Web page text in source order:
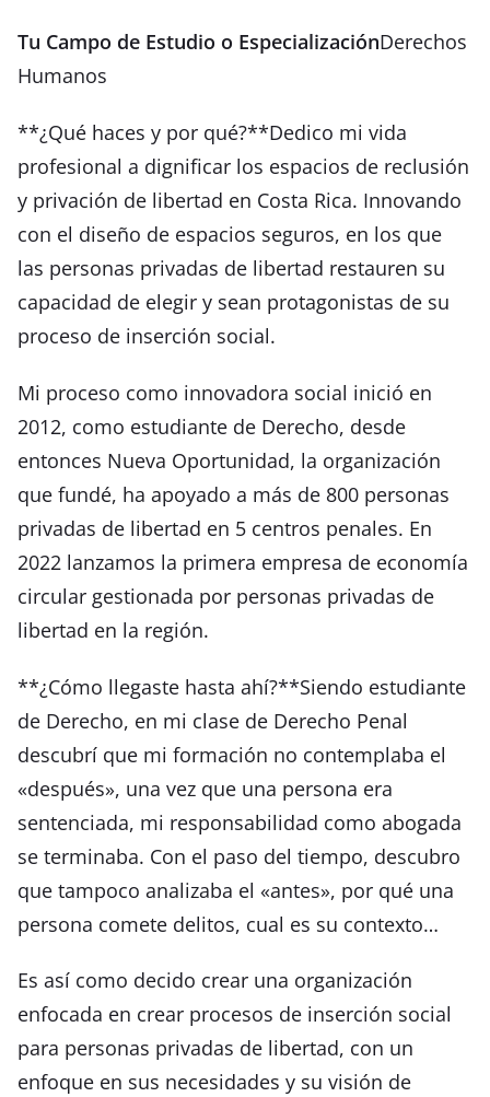
Tu Campo de Estudio o EspecializaciónDerechos
Humanos
**¿Qué haces y por qué?**Dedico mi vida
profesional a dignificar los espacios de reclusión
y privación de libertad en Costa Rica. Innovando
con el diseño de espacios seguros, en los que
las personas privadas de libertad restauren su
capacidad de elegir y sean protagonistas de su
proceso de inserción social.
Mi proceso como innovadora social inició en
2012, como estudiante de Derecho, desde
entonces Nueva Oportunidad, la organización
que fundé, ha apoyado a más de 800 personas
privadas de libertad en 5 centros penales. En
2022 lanzamos la primera empresa de economía
circular gestionada por personas privadas de
libertad en la región.
**¿Cómo llegaste hasta ahí?**Siendo estudiante
de Derecho, en mi clase de Derecho Penal
descubrí que mi formación no contemplaba el
«después», una vez que una persona era
sentenciada, mi responsabilidad como abogada
se terminaba. Con el paso del tiempo, descubro
que tampoco analizaba el «antes», por qué una
persona comete delitos, cual es su contexto…
Es así como decido crear una organización
enfocada en crear procesos de inserción social
para personas privadas de libertad, con un
enfoque en sus necesidades y su visión de